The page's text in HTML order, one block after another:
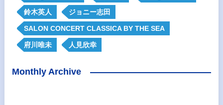
鈴木英人 ジョニー志田
SALON CONCERT CLASSICA BY THE SEA
府川唯未 人見欣幸
Monthly Archive